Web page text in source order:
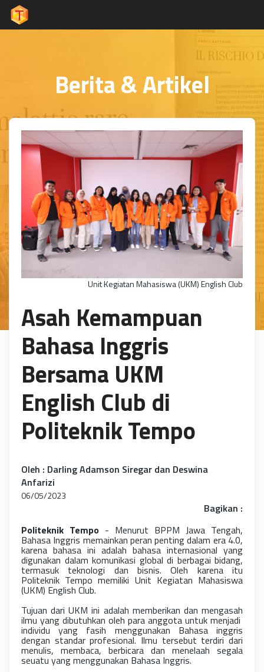
Berita & Artikel
Unit Kegiatan Mahasiswa (UKM) English Club
Asah Kemampuan
Bahasa Inggris
Bersama UKM
English Club di
Politeknik Tempo
Oleh : Darling Adamson Siregar dan Deswina
Anfarizi
06/05/2023
Bagikan :
Politeknik Tempo - Menurut BPPM Jawa Tengah,
Bahasa Inggris memainkan peran penting dalam era 4.0,
karena bahasa ini adalah bahasa internasional yang
digunakan dalam komunikasi global di berbagai bidang,
termasuk teknologi dan bisnis. Oleh karena itu
Politeknik Tempo memiliki Unit Kegiatan Mahasiswa
(UKM) English Club.
Tujuan dari UKM ini adalah memberikan dan mengasah
ilmu yang dibutuhkan oleh para anggota untuk menjadi
individu yang fasih menggunakan Bahasa inggris
dengan standar profesional. Ilmu tersebut terdiri dari
menulis, membaca, berbicara dan menelaah segala
seuatu yang menggunakan Bahasa Inggris.